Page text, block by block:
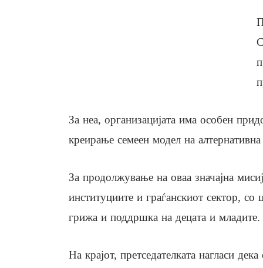
За неа, организацијата има особен
креирање семеен модел на
За продолжување на оваа значајна
институциите и граѓанскиот сектор,
грижа и поддршка на децата и младите.
На крајот, претседателката нагласи